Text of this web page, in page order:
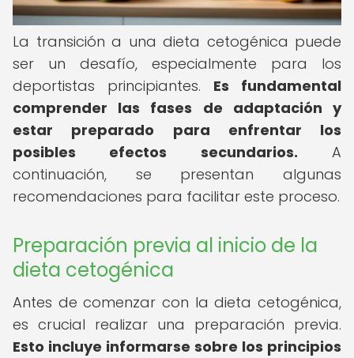
La transición a una dieta cetogénica puede
ser un desafío, especialmente para los
deportistas principiantes. Es fundamental
comprender las fases de adaptación y
estar preparado para enfrentar los
posibles efectos secundarios. A
continuación, se presentan algunas
recomendaciones para facilitar este proceso.
Preparación previa al inicio de la
dieta cetogénica
Antes de comenzar con la dieta cetogénica,
es crucial realizar una preparación previa.
Esto incluye informarse sobre los principios